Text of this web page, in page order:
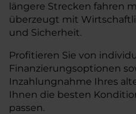
längere Strecken fahren
überzeugt mit
und Sicherheit.
Profitieren Sie von
Finanzierungsoptionen
Inzahlungnahme Ihres
Ihnen die besten
passen.